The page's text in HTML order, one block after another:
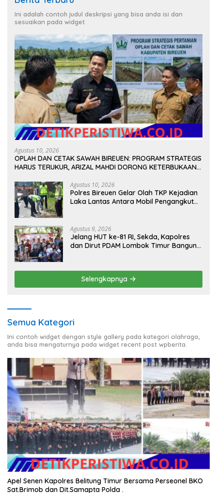
Ini adalah contoh judul deskripsi yang bisa anda isi dan
sesuaikan pada widget
Agustus 10, 2026
OPLAH DAN CETAK SAWAH BIREUEN: PROGRAM STRATEGIS
HARUS TERUKUR, ARIZAL MAHDI DORONG KETERBUKAAN
Agustus 10, 2026
Polres Bireuen Gelar Olah TKP Kejadian
Laka Lantas Antara Mobil Pengangkut
Agustus 9, 2026
Jelang HUT ke-81 RI, Sekda, Kapolres
dan Dirut PDAM Lombok Timur Bangun
Selengkapnya
Semua Kategori
Ini contoh widget dengan style gallery pada kategori olahraga,
anda bisa mengaturnya pada widget recent post wpberita.
Apel Senen Kapolres Belitung Timur Bersama Perseonel BKO
Sat.Brimob dan Dit.Samapta Polda .